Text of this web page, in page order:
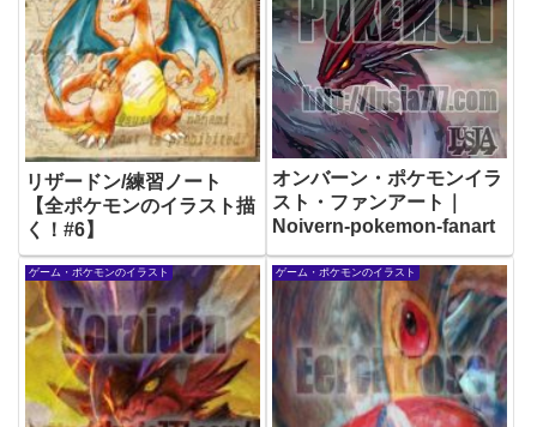
リザードン/練習ノート
【全ポケモンのイラスト描
く！#6】
オンバーン・ポケモンイラ
スト・ファンアート｜
Noivern-pokemon-fanart
ゲーム・ポケモンのイラスト ゲーム・ポケモンのイラスト